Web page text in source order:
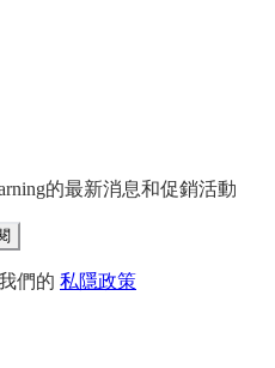
的最新消息和促銷活動
們的 私隱政策